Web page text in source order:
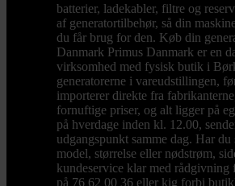
batterier, ladekabler, filtre og
af generatortilbehør, så din
du får brug for den. Køb din
Danmark Primus Danmark er en
virksomhed med fysisk butik i
generatorerne i vareudstillingen,
importerer direkte fra
fornuftige priser, og alt ligger på
på hverdage inden kl. 12.00,
udgangspunkt samme dag. Har
model, størrelse eller nødstrøm,
kundeservice klar med
på 76 62 00 36 eller kig forbi